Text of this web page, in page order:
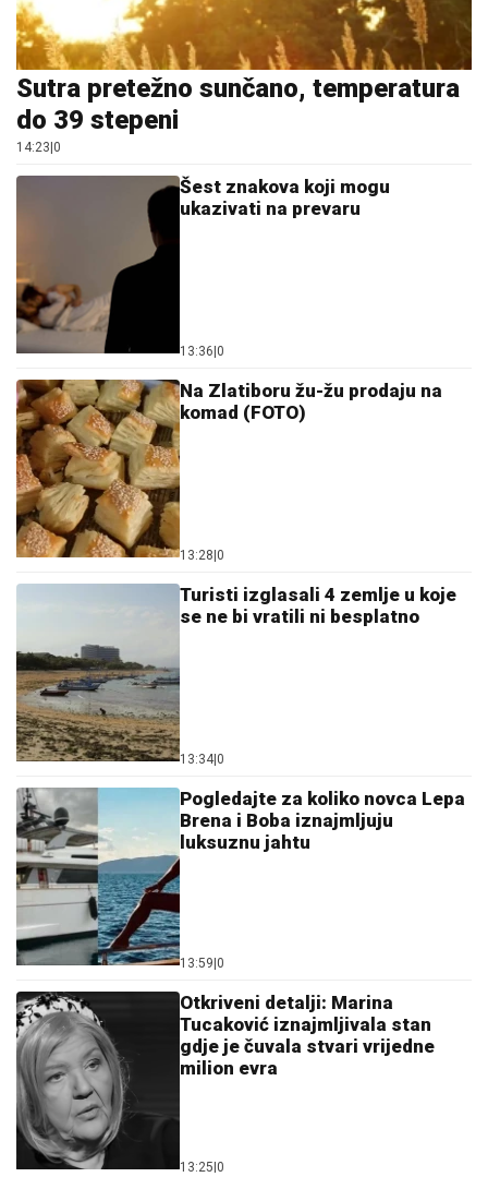
Sutra pretežno sunčano, temperatura
do 39 stepeni
14:23 0
Šest znakova koji mogu
ukazivati na prevaru
13:36 0
Na Zlatiboru žu-žu prodaju na
komad (FOTO)
13:28 0
Turisti izglasali 4 zemlje u koje
se ne bi vratili ni besplatno
13:34 0
Pogledajte za koliko novca Lepa
Brena i Boba iznajmljuju
luksuznu jahtu
13:59 0
Otkriveni detalji: Marina
Tucaković iznajmljivala stan
gdje je čuvala stvari vrijedne
milion evra
13:25 0